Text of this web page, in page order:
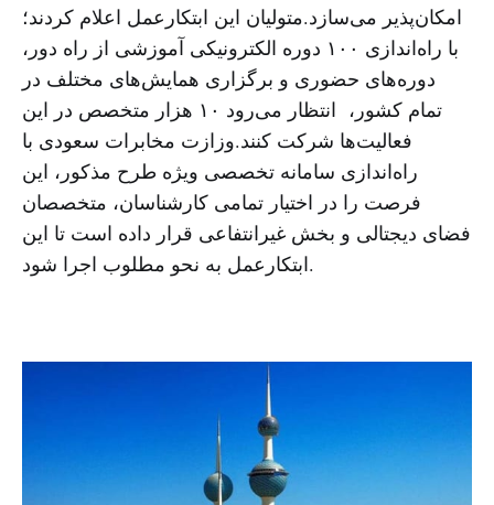
امکان‌پذیر می‌سازد.متولیان این ابتکارعمل اعلام کردند؛
با راه‌اندازی ۱۰۰ دوره الکترونیکی آموزشی از راه دور،
دوره‌های حضوری و برگزاری همایش‌های مختلف در
تمام کشور، انتظار می‌رود ۱۰ هزار متخصص در این
فعالیت‌ها شرکت کنند.وزازت مخابرات سعودی با
راه‌اندازی سامانه تخصصی ویژه طرح مذکور، این
فرصت را در اختیار تمامی کارشناسان، متخصصان
فضای دیجتالی و بخش غیرانتفاعی قرار داده است تا این
ابتکارعمل به نحو مطلوب اجرا شود.